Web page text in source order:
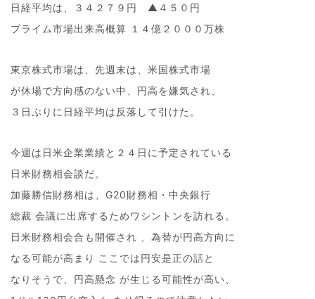
日経平均は、３４２７９円 ▲４５０円
プライム市場出来高概算 １４億２０００万株
東京株式市場は、先週末は、米国株式市場
が休場で方向感のない中、円高を嫌気され、
３日ぶりに日経平均は反落して引けた。
今週は日米企業業績と２４日に予定されている
日米財務相会談だ。
加藤勝信財務相は、G20財務相・中央銀行
総裁 会議に出席するためワシントンを訪れる。
日米財務相会合も開催され 、為替が円高方向に
なる可能が高まり ここでは円安是正の話と
なりそうで、円高懸念 が生じる可能性が高い、